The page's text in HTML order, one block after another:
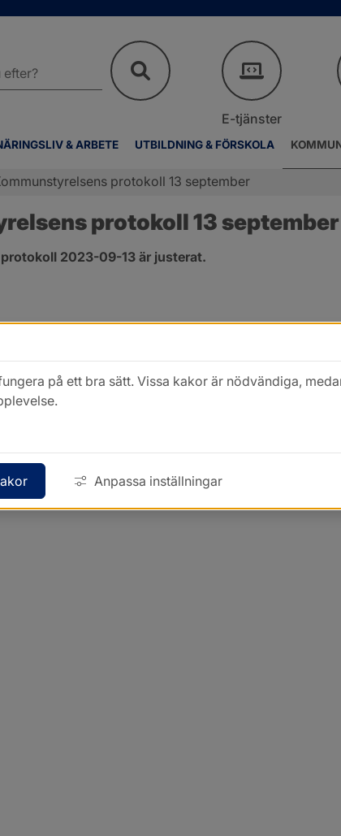
& ARBETE UTBILDNING & FÖRSKOLA
E-tjänster
protokoll 13 september
protokoll 13 september
2023-09-13 är justerat.
800.2 kB, öppnas i nytt fönster.
på ett bra sätt. Vissa kakor är nödvändiga,
Anpassa inställningar